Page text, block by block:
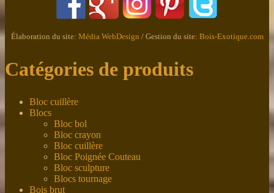
Élaboration du site: Média WebDesign / Gestion du site: Bois-Exotique.com
Catégories de produits
Bloc cuillère
Blocs
Bloc bol
Bloc crayon
Bloc cuillère
Bloc Poignée Couteau
Bloc sculpture
Blocs tournage
Bois brut